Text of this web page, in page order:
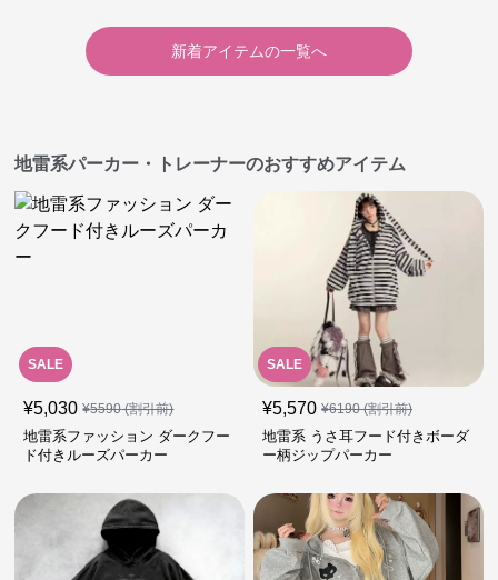
新着アイテムの一覧へ
地雷系パーカー・トレーナーのおすすめアイテム
SALE
¥5,030 ¥5590(割引前)
地雷系ファッション ダークフー
ド付きルーズパーカー
SALE
¥5,570 ¥6190(割引前)
地雷系 うさ耳フード付きボーダ
ー柄ジップパーカー